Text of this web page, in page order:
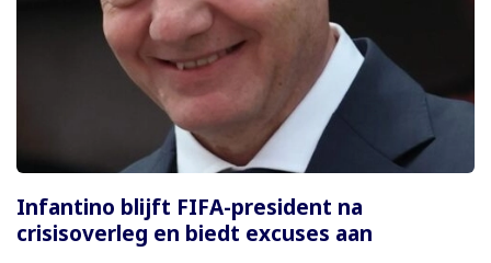
Infantino blijft FIFA-president na
crisisoverleg en biedt excuses aan